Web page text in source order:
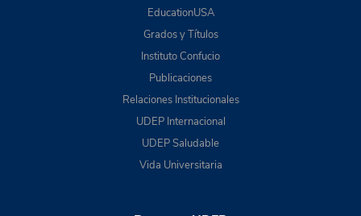
EducationUSA
Grados y Títulos
Instituto Confucio
Publicaciones
Relaciones Institucionales
UDEP Internacional
UDEP Saludable
Vida Universitaria